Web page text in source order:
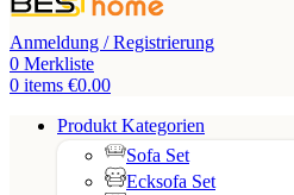
Anmeldung / Registrierung
0 Merkliste
0 items €0.00
Produkt Kategorien
Sofa Set
Ecksofa Set